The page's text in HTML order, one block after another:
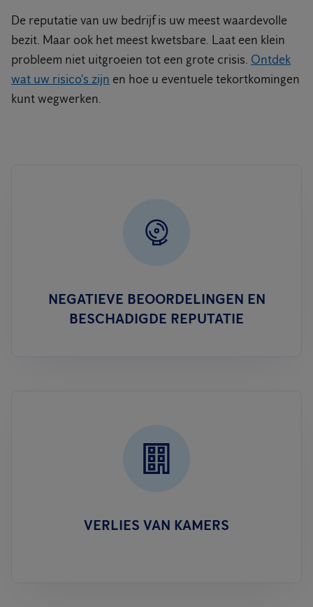
De reputatie van uw bedrijf is uw meest waardevolle
bezit. Maar ook het meest kwetsbare. Laat een klein
probleem niet uitgroeien tot een grote crisis. Ontdek
wat uw risico's zijn en hoe u eventuele tekortkomingen
kunt wegwerken.
NEGATIEVE BEOORDELINGEN EN
BESCHADIGDE REPUTATIE
VERLIES VAN KAMERS